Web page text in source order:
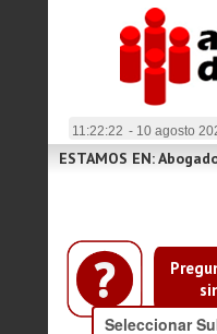
11:22:22 - 10 agosto
ESTAMOS EN: